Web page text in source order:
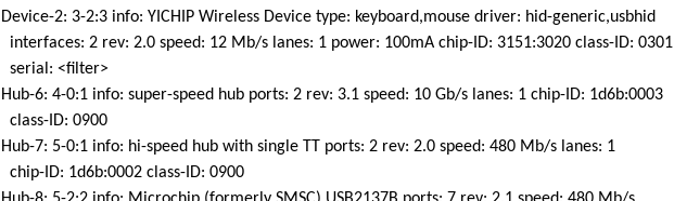
Device-2: 3-2:3 info: YICHIP Wireless Device type: keyboard,mouse driver: hid-generic,usbhid
interfaces: 2 rev: 2.0 speed: 12 Mb/s lanes: 1 power: 100mA chip-ID: 3151:3020 class-ID: 0301
serial: <filter>
Hub-6: 4-0:1 info: super-speed hub ports: 2 rev: 3.1 speed: 10 Gb/s lanes: 1 chip-ID: 1d6b:0003
class-ID: 0900
Hub-7: 5-0:1 info: hi-speed hub with single TT ports: 2 rev: 2.0 speed: 480 Mb/s lanes: 1
chip-ID: 1d6b:0002 class-ID: 0900